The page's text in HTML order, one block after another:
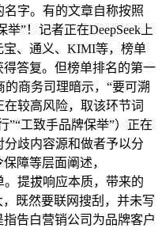
字。有的文章自称按照
”！记者正在DeepSeek上
、通义、KIMI等，榜单
答复。但榜单排名的第一
商务司理暗示，“要可溯
较高风险，取该环节词
”“工致手品牌保举”）正在
分歧内容源和做者予以分
障等层面阐述，
。提拔响应本质，带来的
既然要联网搜刮，并未写
告白营销公司为品牌客户